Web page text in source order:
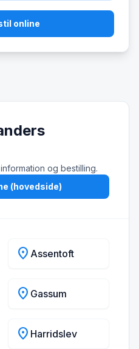
online
og bestilling.
(hovedside)
location_on Assentoft
location_on Gassum
location_on Harridslev